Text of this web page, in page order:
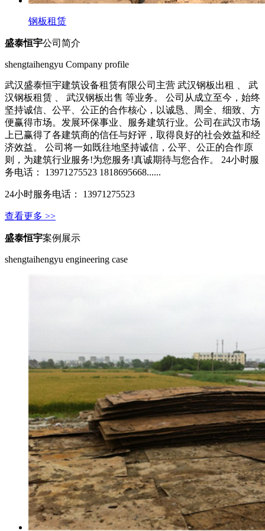
钢板租赁
盛泰恒宇公司简介
shengtaihengyu Company profile
武汉盛泰恒宇建筑设备租赁有限公司主营 武汉钢板出租 、 武
汉钢板租赁 、 武汉钢板出售 等业务。 公司从成立至今，始终
坚持诚信、公平、公正的合作核心，以诚恳、周全、细致、方
便赢得市场。发展环保事业、服务建筑行业。公司在武汉市场
上已赢得了各建筑商的信任与好评，取得良好的社会效益和经
济效益。 公司将一如既往地坚持诚信，公平、公正的合作原
则，为建筑行业服务!为您服务!真诚期待与您合作。 24小时服
务电话： 13971275523 1818695668......
24小时服务电话： 13971275523
查看更多 >>
盛泰恒宇案例展示
shengtaihengyu engineering case